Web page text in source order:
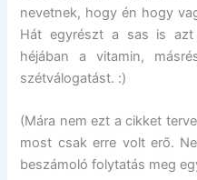
nevetnek, hogy én hogy
Hát egyrészt a sas is
héjában a vitamin,
szétválogatást. :)
(Mára nem ezt a cikket
most csak erre volt erő.
beszámoló folytatás meg